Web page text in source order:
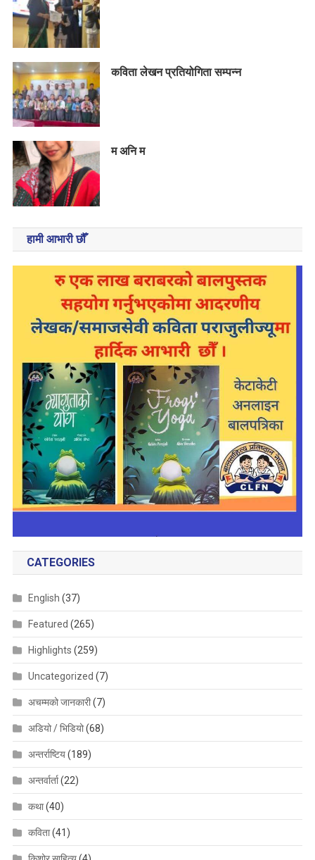
कविता लेखन प्रतियोगिता सम्पन्न
म अनि म
हामी आभारी छौँ
CATEGORIES
English (37)
Featured (265)
Highlights (259)
Uncategorized (7)
अचम्मको जानकारी(7)
अडियो / भिडियो(68)
अन्तर्राष्टिय(189)
अन्तर्वार्ता(22)
कथा(40)
कविता(41)